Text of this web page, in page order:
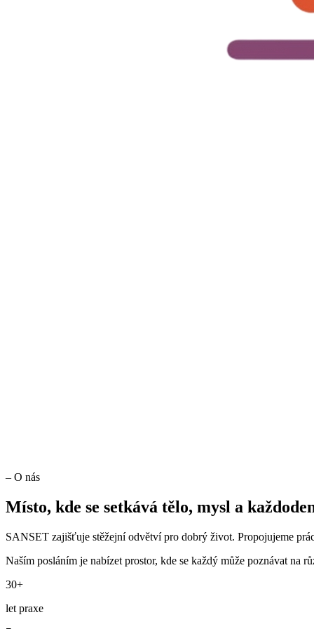
– O nás
Místo, kde se setkává tělo, mysl a
SANSET zajišťuje stěžejní odvětví pro dobrý život. Propojujeme
Naším posláním je nabízet prostor, kde se každý může poznávat na
30+
let praxe